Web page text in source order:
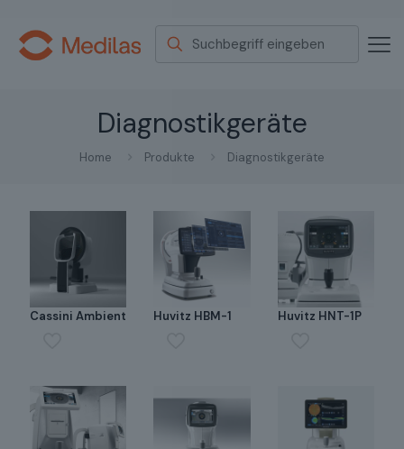
Diagnostikgeräte
Home Produkte Diagnostikgeräte
Cassini Ambient Huvitz HBM-1 Huvitz HNT-1P